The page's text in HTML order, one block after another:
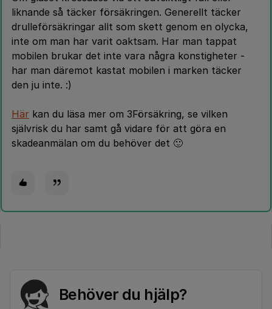
liknande så täcker försäkringen. Generellt täcker
drulleförsäkringar allt som skett genom en olycka,
inte om man har varit oaktsam. Har man tappat
mobilen brukar det inte vara några konstigheter -
har man däremot kastat mobilen i marken täcker
den ju inte. :)
Här kan du läsa mer om 3Försäkring, se vilken
självrisk du har samt gå vidare för att göra en
skadeanmälan om du behöver det 🙂
Behöver du hjälp?